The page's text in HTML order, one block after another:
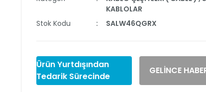
KABLOLAR
Stok Kodu
SALW46QGRX
Ürün Yurtdışından
Tedarik Sürecinde
GELİNCE